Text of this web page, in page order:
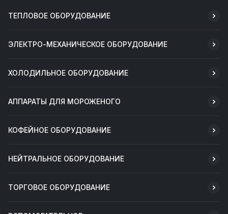
ТЕПЛОВОЕ ОБОРУДОВАНИЕ
ЭЛЕКТРО-МЕХАНИЧЕСКОЕ ОБОРУДОВАНИЕ
ХОЛОДИЛЬНОЕ ОБОРУДОВАНИЕ
АППАРАТЫ ДЛЯ МОРОЖЕНОГО
КОФЕЙНОЕ ОБОРУДОВАНИЕ
НЕЙТРАЛЬНОЕ ОБОРУДОВАНИЕ
ТОРГОВОЕ ОБОРУДОВАНИЕ